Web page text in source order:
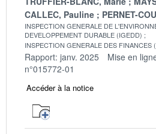
CALLEC, Pauline
PERNET-
INSPECTION GENERALE DE
DEVELOPPEMENT DURABLE (IGEDD)
INSPECTION GENERALE DES FINANCES
Rapport: janv. 2025 Mise en
n°015772-01
Accéder à la notice